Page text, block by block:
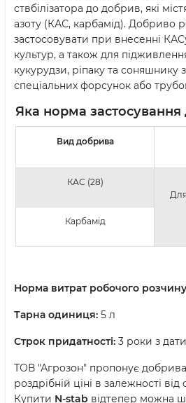
ствбілізатора до добрив, які
азоту (КАС, карбамід). Добриво
застосовувати при внесенні
культур, а також для
кукурудзи, ріпаку та соняшнику
спеціальних форсунок або
Яка норма застосування
Вид добрива
КАС (28)
Карбамід
Норма витрат робочого
Тарна одиниця: 5 л
Строк придатності: 3 роки з
ТОВ "Агрозон" пропонує добрива
роздрібній ціні в залежності
Купити N-stab відтепер можна